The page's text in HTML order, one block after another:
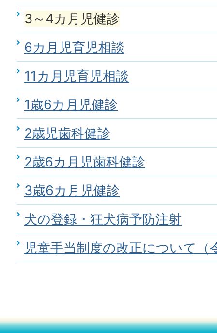
3～4カ月児健診
6カ月児育児相談
11カ月児育児相談
1歳6カ月児健診
2歳児歯科健診
2歳6カ月児歯科健診
3歳6カ月児健診
犬の登録・狂犬病予防注射
児童手当制度の改正について（